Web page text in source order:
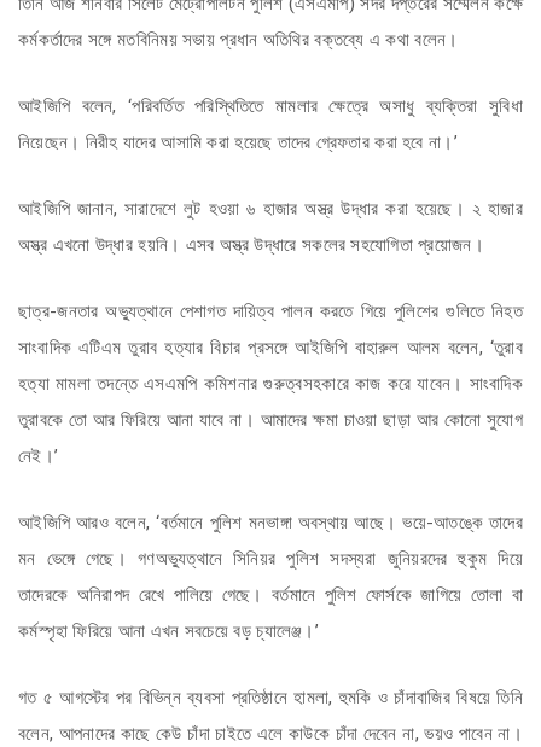
কর্মকর্তাদের সঙ্গে মতবিনিময় সভায় প্রধান অতিথির বক্তব্যে এ কথা বলেন।
আইজিপি বলেন, ‘পরিবর্তিত পরিস্থিতিতে মামলার ক্ষেত্রে অসাধু ব্যক্তিরা সুবিধা
নিয়েছেন। নিরীহ যাদের আসামি করা হয়েছে তাদের গ্রেফতার করা হবে না।’
আইজিপি জানান, সারাদেশে লুট হওয়া ৬ হাজার অস্ত্র উদ্ধার করা হয়েছে। ২ হাজার
অস্ত্র এখনো উদ্ধার হয়নি। এসব অস্ত্র উদ্ধারে সকলের সহযোগিতা প্রয়োজন।
ছাত্র-জনতার অভ্যুত্থানে পেশাগত দায়িত্ব পালন করতে গিয়ে পুলিশের গুলিতে নিহত
সাংবাদিক এটিএম তুরাব হত্যার বিচার প্রসঙ্গে আইজিপি বাহারুল আলম বলেন, ‘তুরাব
হত্যা মামলা তদন্তে এসএমপি কমিশনার গুরুত্বসহকারে কাজ করে যাবেন। সাংবাদিক
তুরাবকে তো আর ফিরিয়ে আনা যাবে না। আমাদের ক্ষমা চাওয়া ছাড়া আর কোনো সুযোগ
নেই।’
আইজিপি আরও বলেন, ‘বর্তমানে পুলিশ মনভাঙ্গা অবস্থায় আছে। ভয়ে-আতঙ্কে তাদের
মন ভেঙ্গে গেছে। গণঅভ্যুত্থানে সিনিয়র পুলিশ সদস্যরা জুনিয়রদের হুকুম দিয়ে
তাদেরকে অনিরাপদ রেখে পালিয়ে গেছে। বর্তমানে পুলিশ ফোর্সকে জাগিয়ে তোলা বা
কর্মস্পৃহা ফিরিয়ে আনা এখন সবচেয়ে বড় চ্যালেঞ্জ।’
গত ৫ আগস্টের পর বিভিন্ন ব্যবসা প্রতিষ্ঠানে হামলা, হুমকি ও চাঁদাবাজির বিষয়ে তিনি
বলেন, আপনাদের কাছে কেউ চাঁদা চাইতে এলে কাউকে চাঁদা দেবেন না, ভয়ও পাবেন না।